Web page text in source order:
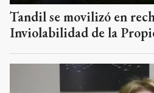
Tandil se movilizó en
Inviolabilidad de la